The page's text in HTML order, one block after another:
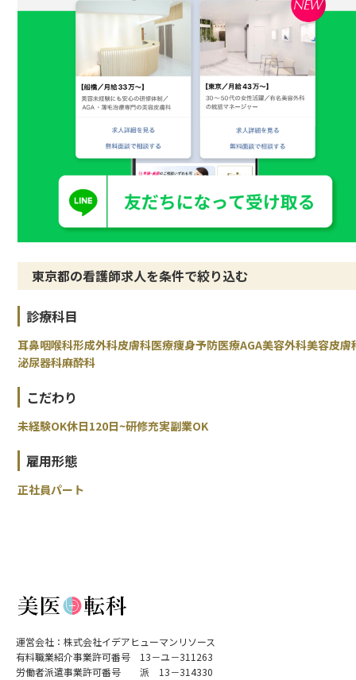
東京都の看護師求人を条件で絞り込む
診療科目
耳鼻咽喉科形成外科皮膚科医療痩身予防医療AGA美容外科美容皮膚
泌尿器科麻酔科
こだわり
未経験OK休日120日~研修充実副業OK
雇用形態
正社員パート
運営会社：株式会社イデアヒューマンリソース
有料職業紹介事業許可番号 13－ユ－311263
労働者派遣事業許可番号 派 13－314330